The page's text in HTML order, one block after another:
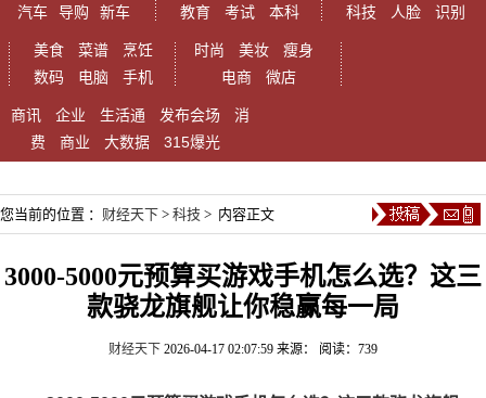
汽车
导购 新车
教育
考试 本科
科技
人脸 识别
美食 菜谱
烹饪
数码
电脑 手机
时尚 美妆
瘦身
电商
微店
商讯 企业 生活通 发布会场
消
费
商业 大数据 315爆光
您当前的位置 ： 财经天下 > 科技 > 内容正文
3000-5000元预算买游戏手机怎么选？这三
款骁龙旗舰让你稳赢每一局
财经天下 2026-04-17 02:07:59 来源： 阅读：739